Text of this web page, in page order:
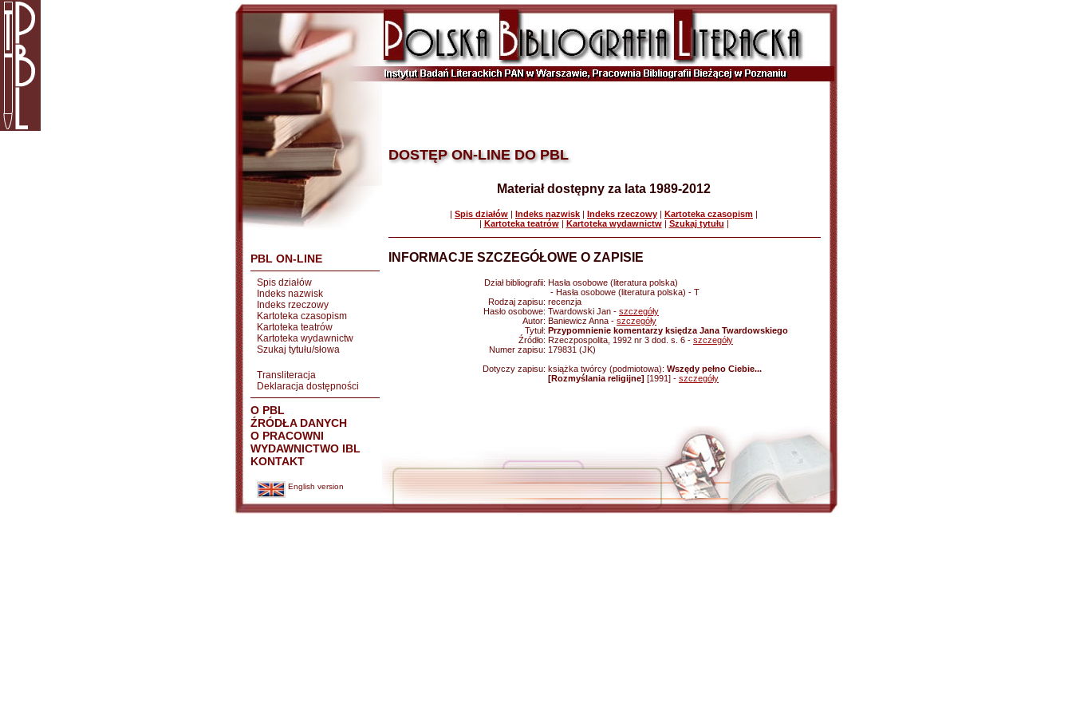
PBL ON-LINE
Spis działów
Indeks nazwisk
Indeks rzeczowy
Kartoteka czasopism
Kartoteka teatrów
Kartoteka wydawnictw
Szukaj tytułu/słowa
Transliteracja
Deklaracja dostępności
O PBL
ŹRÓDŁA DANYCH
O PRACOWNI
WYDAWNICTWO IBL
KONTAKT
English version
DOSTĘP ON-LINE DO PBL
Materiał dostępny za lata 1989-2012
| Spis działów | Indeks nazwisk | Indeks rzeczowy | Kartoteka czasopism |
| Kartoteka teatrów| Kartoteka wydawnictw| Szukaj tytułu |
INFORMACJE SZCZEGÓŁOWE O ZAPISIE
Dział bibliografii: Hasła osobowe (literatura polska)
- Hasła osobowe (literatura polska) - T
Rodzaj zapisu: recenzja
Hasło osobowe: Twardowski Jan - szczegóły
Autor: Baniewicz Anna - szczegóły
Tytuł: Przypomnienie komentarzy księdza Jana Twardowskiego
Źródło: Rzeczpospolita, 1992 nr 3 dod. s. 6 - szczegóły
Numer zapisu: 179831 (JK)
Dotyczy zapisu: książka twórcy (podmiotowa): Wszędy pełno Ciebie...
[Rozmyślania religijne] [1991] - szczegóły